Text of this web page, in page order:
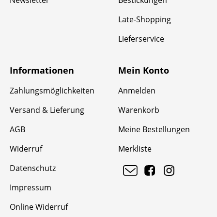
Late-Shopping
Lieferservice
Informationen
Zahlungsmöglichkeiten
Versand & Lieferung
AGB
Widerruf
Datenschutz
Impressum
Online Widerruf
Mein Konto
Anmelden
Warenkorb
Meine Bestellungen
Merkliste